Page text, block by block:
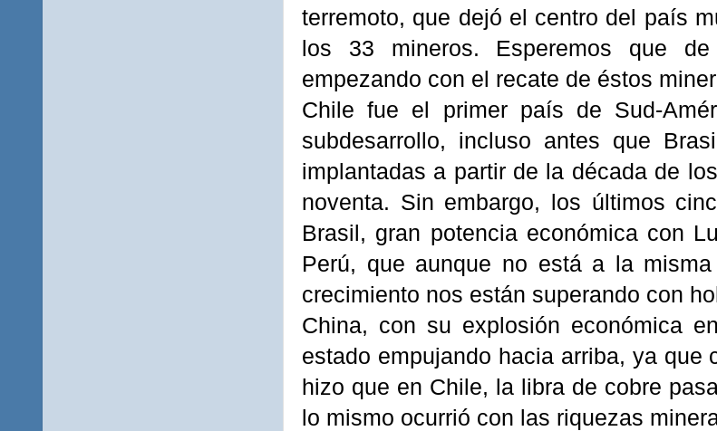
terremoto, que dejó el centro del país
los 33 mineros. Esperemos que
empezando con el recate de éstos
Chile fue el primer país de Sud-
subdesarrollo, incluso antes que
implantadas a partir de la década de
noventa. Sin embargo, los últimos
Brasil, gran potencia económica con
Perú, que aunque no está a la
crecimiento nos están superando con
China, con su explosión económica
estado empujando hacia arriba, ya que
hizo que en Chile, la libra de cobre
lo mismo ocurrió con las riquezas